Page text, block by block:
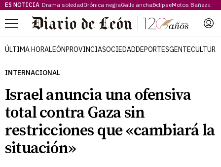
ES NOTICIA Drama soledadCrónica negraCalle anchaEclipseMotos Bañeza
Menú
ÚLTIMA HORALEÓNPROVINCIASOCIEDADDEPORTESGENTECULTURA
INTERNACIONAL
Israel anuncia una ofensiva
total contra Gaza sin
restricciones que «cambiará la
situación»